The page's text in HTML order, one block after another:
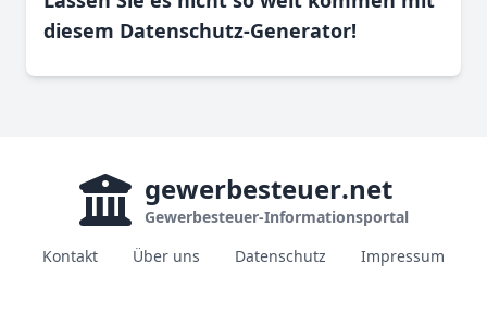
diesem Datenschutz-Generator!
gewerbesteuer.net
Gewerbesteuer-Informationsportal
Kontakt
Über uns Datenschutz Impressum